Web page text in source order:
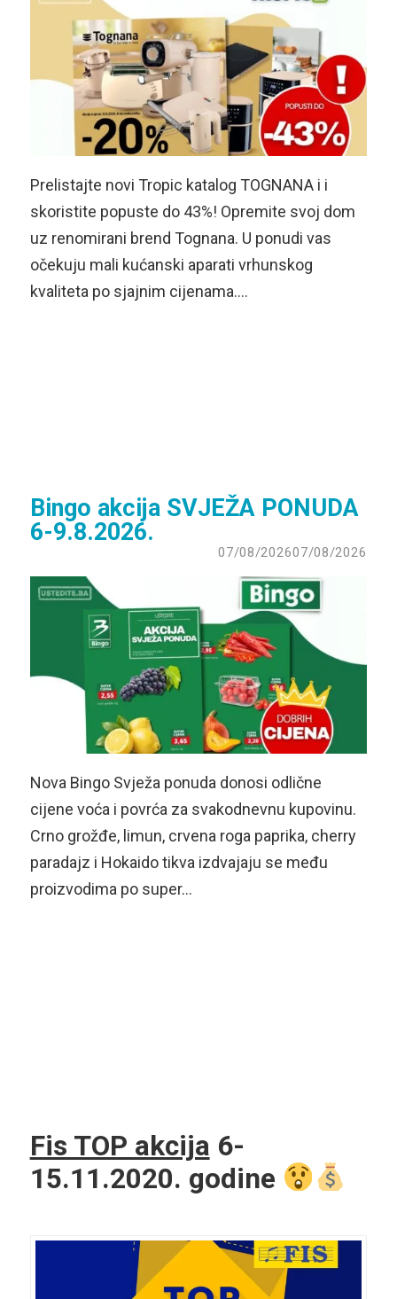
Prelistajte novi Tropic katalog TOGNANA i i
skoristite popuste do 43%! Opremite svoj dom
uz renomirani brend Tognana. U ponudi vas
očekuju mali kućanski aparati vrhunskog
kvaliteta po sjajnim cijenama….
Bingo akcija SVJEŽA PONUDA
6-9.8.2026.
07/08/202607/08/2026
Nova Bingo Svježa ponuda donosi odlične
cijene voća i povrća za svakodnevnu kupovinu.
Crno grožđe, limun, crvena roga paprika, cherry
paradajz i Hokaido tikva izdvajaju se među
proizvodima po super…
Fis TOP akcija 6-
15.11.2020. godine